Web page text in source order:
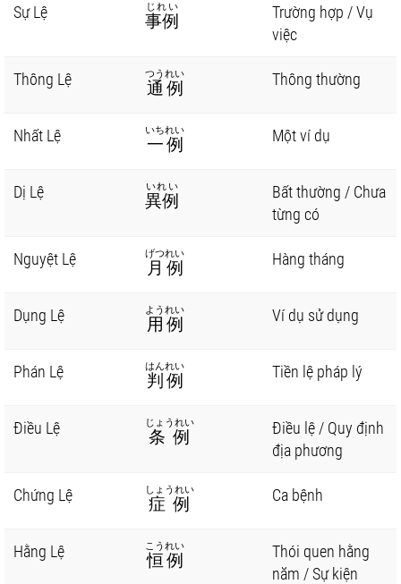
Sự Lệ 事例
じれい
Trường hợp / Vụ
việc
Thông Lệ 通例
つうれい Thông thường
Nhất Lệ 一例
いちれい Một ví dụ
Dị Lệ 異例
いれい
Bất thường / Chưa
từng có
Nguyệt Lệ 月例
げつれい Hàng tháng
Dụng Lệ 用例
ようれい Ví dụ sử dụng
Phán Lệ 判例
はんれい Tiền lệ pháp lý
Điều Lệ 条例
じょうれい
Điều lệ / Quy định
địa phương
Chứng Lệ 症例
しょうれい Ca bệnh
Hằng Lệ 恒例
こうれい
Thói quen hằng
năm / Sự kiện